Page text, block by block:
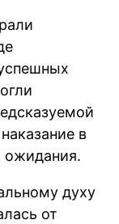
в
ожидания.
духу
от